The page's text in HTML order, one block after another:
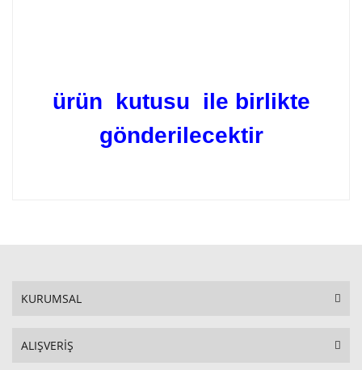
ürün kutusu ile birlikte
gönderilecektir
KURUMSAL
ALIŞVERİŞ